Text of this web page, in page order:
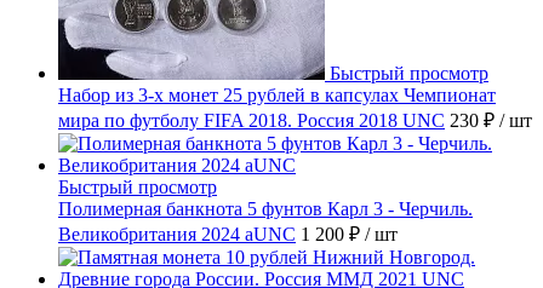
Быстрый просмотр
Набор из 3-х монет 25 рублей в капсулах Чемпионат
мира по футболу FIFA 2018. Россия 2018 UNC 230 ₽ / шт
Быстрый просмотр
Полимерная банкнота 5 фунтов Карл 3 - Черчиль.
Великобритания 2024 aUNC 1 200 ₽ / шт